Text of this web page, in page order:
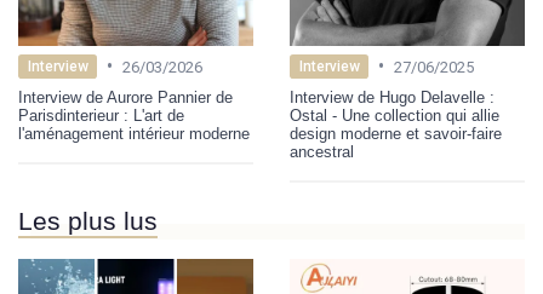
Interview • 26/03/2026
Interview de Aurore Pannier de
Parisdinterieur : L'art de
l'aménagement intérieur moderne
Interview • 27/06/2025
Interview de Hugo Delavelle :
Ostal - Une collection qui allie
design moderne et savoir-faire
ancestral
Les plus lus